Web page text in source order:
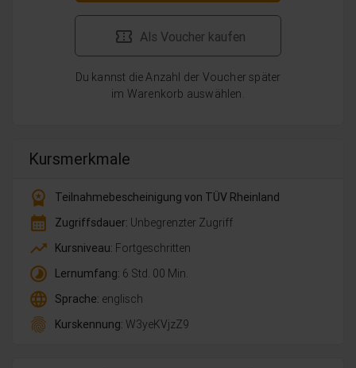
Als Voucher kaufen
Du kannst die Anzahl der Voucher später
im Warenkorb auswählen.
Kursmerkmale
workspace_premium
Teilnahmebescheinigung von TÜV Rheinland
calendar_month Zugriffsdauer: Unbegrenzter Zugriff
trending_up Kursniveau: Fortgeschritten
timelapse Lernumfang: 6 Std. 00 Min.
language Sprache: englisch
fingerprint Kurskennung: W3yeKVjzZ9